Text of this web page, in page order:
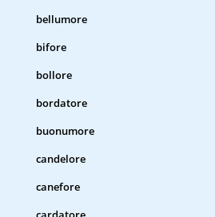
bellumore
bifore
bollore
bordatore
buonumore
candelore
canefore